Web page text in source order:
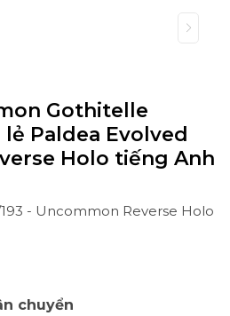
Gothitelle
lẻ Paldea Evolved
Holo tiếng Anh
- Uncommon Reverse Holo
chuyển